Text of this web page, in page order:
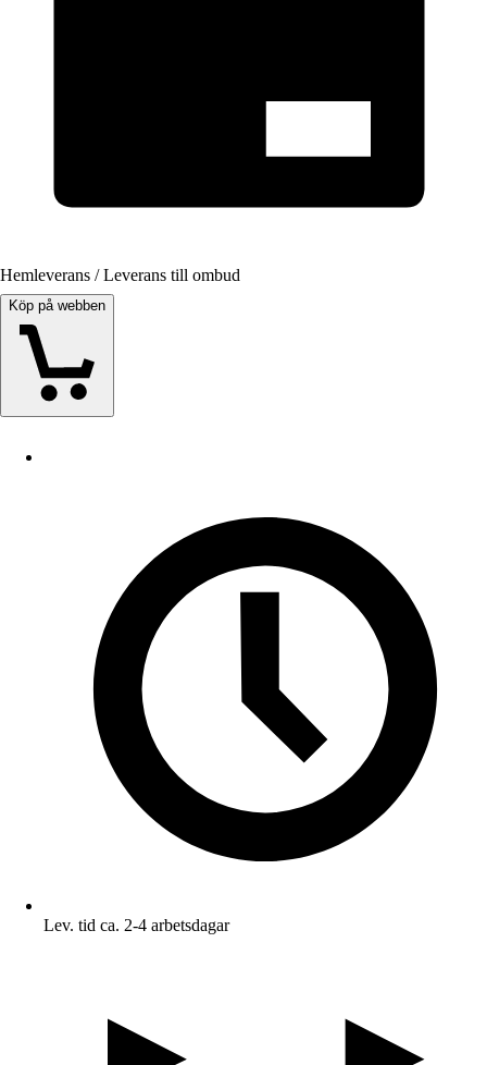
Hemleverans / Leverans till ombud
Köp på webben
Lev. tid ca. 2-4 arbetsdagar